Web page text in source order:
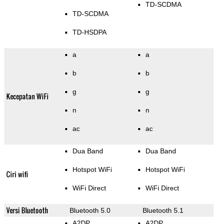
TD-SCDMA
TD-HSDPA
TD-SCDMA
Kecepatan WiFi
a
b
g
n
ac
a
b
g
n
ac
Ciri wifi
Dua Band
Hotspot WiFi
WiFi Direct
Dua Band
Hotspot WiFi
WiFi Direct
Versi Bluetooth Bluetooth 5.0
Bluetooth 5.1